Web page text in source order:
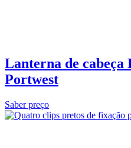
Lanterna de cabeça
Portwest
Saber preço